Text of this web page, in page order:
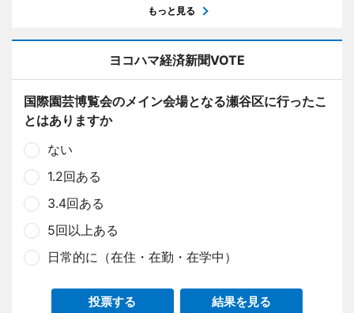
もっと見る
ヨコハマ経済新聞VOTE
国際園芸博覧会のメイン会場となる瀬谷区に行ったこ
とはありますか
ない
1.2回ある
3.4回ある
5回以上ある
日常的に（在住・在勤・在学中）
投票する 結果を見る